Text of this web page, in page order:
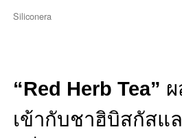
Siliconera
“Red Herb Tea”
เข้ากับชาฮิบิสกัสแ